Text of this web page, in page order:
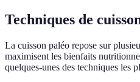
Techniques de
La cuisson paléo repose sur
maximisent les bienfaits
quelques-unes des techniques les